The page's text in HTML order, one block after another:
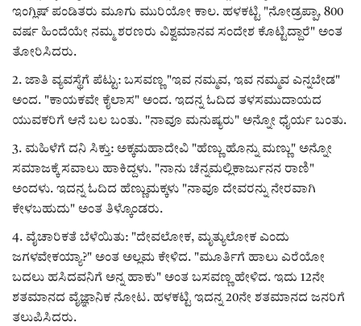
ಇಂಗ್ಲಿಷ್ ಪಂಡಿತರು ಮೂಗು ಮುರಿಯೋ ಕಾಲ. ಹಳಕಟ್ಟಿ "ನೋಡ್ರಪ್ಪಾ, 800
ವರ್ಷ ಹಿಂದೆಯೇ ನಮ್ಮ ಶರಣರು ವಿಶ್ವಮಾನವ ಸಂದೇಶ ಕೊಟ್ಟಿದ್ದಾರೆ" ಅಂತ
ತೋರಿಸಿದರು.
2. ಜಾತಿ ವ್ಯವಸ್ಥೆಗೆ ಪೆಟ್ಟು: ಬಸವಣ್ಣ "ಇವ ನಮ್ಮವ, ಇವ ನಮ್ಮವ ಎನ್ನಬೇಡ"
ಅಂದ. "ಕಾಯಕವೇ ಕೈಲಾಸ" ಅಂದ. ಇದನ್ನ ಓದಿದ ತಳಸಮುದಾಯದ
ಯುವಕರಿಗೆ ಆನೆ ಬಲ ಬಂತು. "ನಾವೂ ಮನುಷ್ಯರು" ಅನ್ನೋ ಧೈರ್ಯ ಬಂತು.
3. ಮಹಿಳೆಗೆ ದನಿ ಸಿಕ್ತು: ಅಕ್ಕಮಹಾದೇವಿ "ಹೆಣ್ಣು ಹೊನ್ನು ಮಣ್ಣು" ಅನ್ನೋ
ಸಮಾಜಕ್ಕೆ ಸವಾಲು ಹಾಕಿದ್ದಳು. "ನಾನು ಚೆನ್ನಮಲ್ಲಿಕಾರ್ಜುನನ ರಾಣಿ"
ಅಂದಳು. ಇದನ್ನ ಓದಿದ ಹೆಣ್ಣುಮಕ್ಕಳು "ನಾವೂ ದೇವರನ್ನು ನೇರವಾಗಿ
ಕೇಳಬಹುದು" ಅಂತ ತಿಳ್ಕೊಂಡರು.
4. ವೈಚಾರಿಕತೆ ಬೆಳೆಯಿತು: "ದೇವಲೋಕ, ಮೃತ್ಯುಲೋಕ ಎಂದು
ಜಗಳವೇಕಯ್ಯಾ?" ಅಂತ ಅಲ್ಲಮ ಕೇಳಿದ. "ಮೂರ್ತಿಗೆ ಹಾಲು ಎರೆಯೋ
ಬದಲು ಹಸಿದವನಿಗೆ ಅನ್ನ ಹಾಕು" ಅಂತ ಬಸವಣ್ಣ ಹೇಳಿದ. ಇದು 12ನೇ
ಶತಮಾನದ ವೈಜ್ಞಾನಿಕ ನೋಟ. ಹಳಕಟ್ಟಿ ಇದನ್ನ 20ನೇ ಶತಮಾನದ ಜನರಿಗೆ
ತಲುಪಿಸಿದರು.